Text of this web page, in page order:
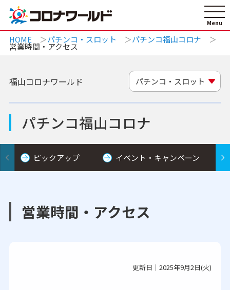
HOME パチンコ・スロット パチンコ福山コロナ
営業時間・アクセス
パチンコ福山コロナ
福山コロナワールド パチンコ・スロット
ピックアップ イベント・キャンペーン
営業時間・アクセス
更新日｜2025年9月2日(火)